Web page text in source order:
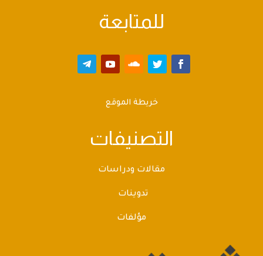
للمتابعة
خريطة الموقع
التصنيفات
مقالات ودراسات
تدوينات
مؤلفات